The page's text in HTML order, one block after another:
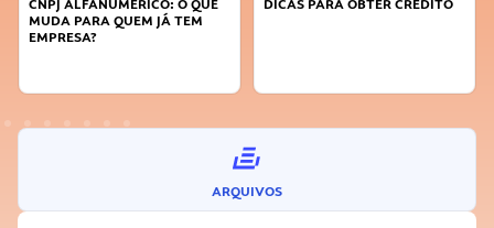
CNPJ ALFANUMÉRICO: O QUE
MUDA PARA QUEM JÁ TEM
EMPRESA?
DICAS PARA OBTER CRÉDITO
ARQUIVOS